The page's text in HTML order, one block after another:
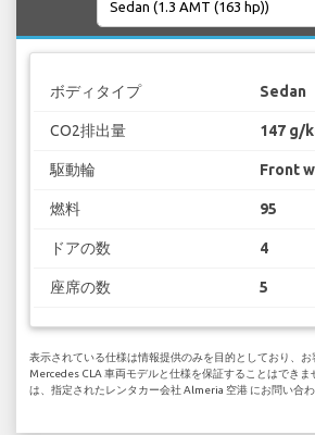
ボディタイプ Sedan
CO2排出量 147 g/
駆動輪 Front
燃料 95
ドアの数 4
座席の数 5
表示されている仕様は情報提供のみを目的としており、お
Mercedes CLA 車両モデルと仕様を保証することはできま
は、指定されたレンタカー会社 Almeria 空港 にお問い合わ